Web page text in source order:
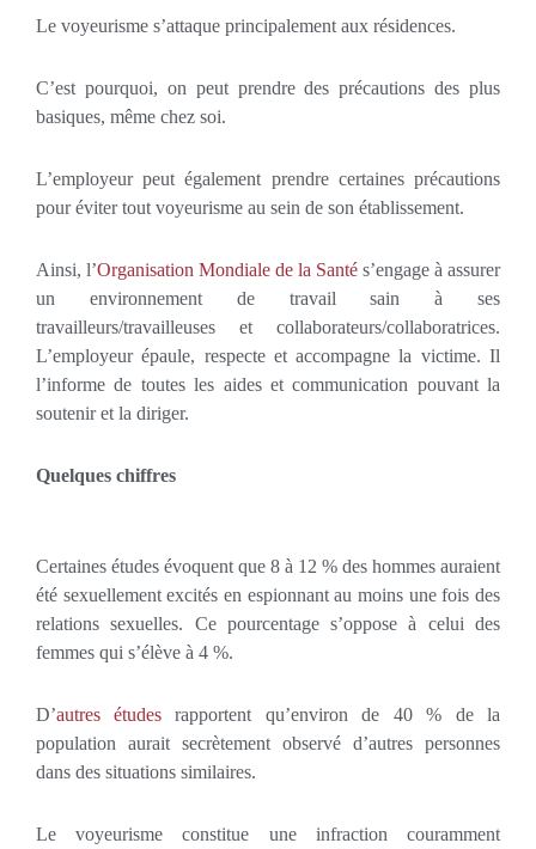
Le voyeurisme s’attaque principalement aux résidences.
C’est pourquoi, on peut prendre des précautions des plus
basiques, même chez soi.
L’employeur peut également prendre certaines précautions
pour éviter tout voyeurisme au sein de son établissement.
Ainsi, l’Organisation Mondiale de la Santé s’engage à assurer
un environnement de travail sain à ses
travailleurs/travailleuses et collaborateurs/collaboratrices.
L’employeur épaule, respecte et accompagne la victime. Il
l’informe de toutes les aides et communication pouvant la
soutenir et la diriger.
Quelques chiffres
Certaines études évoquent que 8 à 12 % des hommes auraient
été sexuellement excités en espionnant au moins une fois des
relations sexuelles. Ce pourcentage s’oppose à celui des
femmes qui s’élève à 4 %.
D’autres études rapportent qu’environ de 40 % de la
population aurait secrètement observé d’autres personnes
dans des situations similaires.
Le voyeurisme constitue une infraction couramment